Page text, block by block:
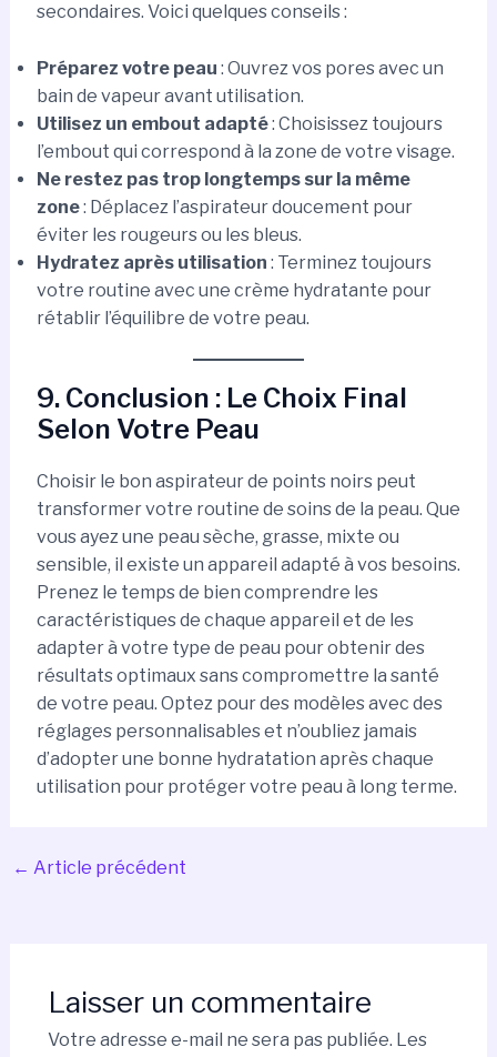
secondaires. Voici quelques conseils :
Préparez votre peau : Ouvrez vos pores avec un
bain de vapeur avant utilisation.
Utilisez un embout adapté: Choisissez toujours
l’embout qui correspond à la zone de votre visage.
Ne restez pas trop longtemps sur la même
zone: Déplacez l’aspirateur doucement pour
éviter les rougeurs ou les bleus.
Hydratez après utilisation : Terminez toujours
votre routine avec une crème hydratante pour
rétablir l’équilibre de votre peau.
9. Conclusion : Le Choix Final
Selon Votre Peau
Choisir le bon aspirateur de points noirs peut
transformer votre routine de soins de la peau. Que
vous ayez une peau sèche, grasse, mixte ou
sensible, il existe un appareil adapté à vos besoins.
Prenez le temps de bien comprendre les
caractéristiques de chaque appareil et de les
adapter à votre type de peau pour obtenir des
résultats optimaux sans compromettre la santé
de votre peau. Optez pour des modèles avec des
réglages personnalisables et n’oubliez jamais
d’adopter une bonne hydratation après chaque
utilisation pour protéger votre peau à long terme.
← Article précédent
Laisser un commentaire
Votre adresse e-mail ne sera pas publiée. Les